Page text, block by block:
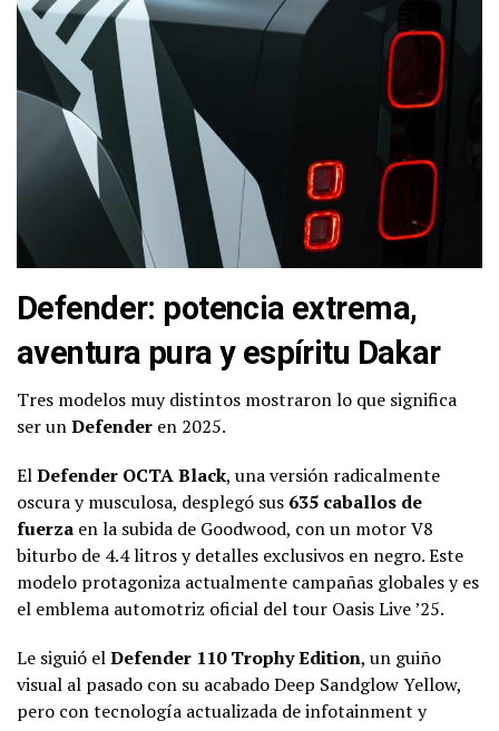
Defender: potencia extrema,
aventura pura y espíritu Dakar
Tres modelos muy distintos mostraron lo que significa
ser unDefender en 2025.
ElDefender OCTA Black, una versión radicalmente
oscura y musculosa, desplegó sus 635 caballos de
fuerza en la subida de Goodwood, con un motor V8
biturbo de 4.4 litros y detalles exclusivos en negro. Este
modelo protagoniza actualmente campañas globales y es
el emblema automotriz oficial del tour Oasis Live ’25.
Le siguió elDefender 110 Trophy Edition, un guiño
visual al pasado con su acabado Deep Sandglow Yellow,
pero con tecnología actualizada de infotainment y